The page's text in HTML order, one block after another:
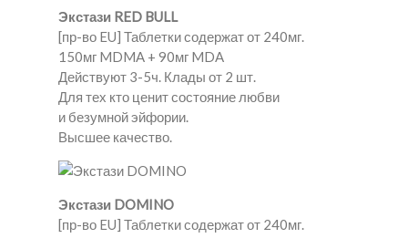
Экстази RED BULL
[пр-во EU] Таблетки содержат от 240мг.
150мг MDMA + 90мг MDA
Действуют 3-5ч. Клады от 2 шт.
Для тех кто ценит состояние любви
и безумной эйфории.
Высшее качество.
Экстази DOMINO
[пр-во EU] Таблетки содержат от 240мг.